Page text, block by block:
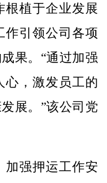
根植于企业发展
作引领公司各项
果。“通过加强
心，激发员工的
展。”该公司党
强押运工作安